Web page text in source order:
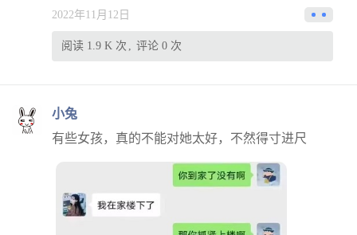
2022年11月12日
阅读 1.9 K 次 评论 0 次
小兔
有些女孩，真的不能对她太好，不然得寸进尺